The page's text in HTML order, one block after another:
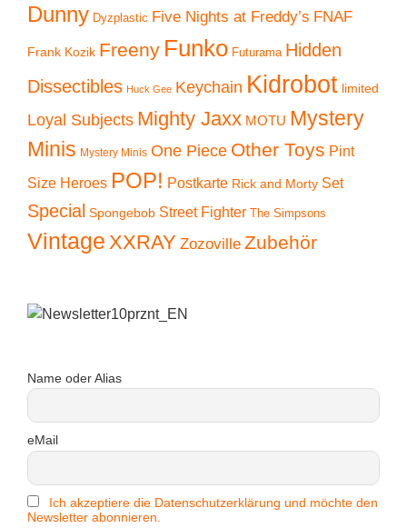
Dunny Dyzplastic Five Nights at Freddy’s FNAF
Frank Kozik Freeny Funko Futurama Hidden
Dissectibles Huck Gee Keychain Kidrobot limited
Loyal Subjects Mighty Jaxx MOTU Mystery
Minis Mystery Minis One Piece Other Toys Pint
Size Heroes POP! Postkarte Rick and Morty Set
Special Spongebob Street Fighter The Simpsons
Vintage XXRAY Zozoville Zubehör
Name oder Alias
eMail
Ich akzeptiere die Datenschutzerklärung und möchte den
Newsletter abonnieren.